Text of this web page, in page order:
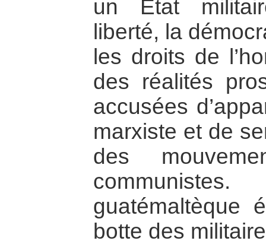
un État
liberté, la
les droits de
des réalités
accusées
marxiste et de
des
guatémaltèque
botte des